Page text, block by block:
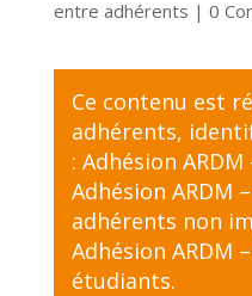
entre adhérents | 0
Ce contenu est
adhérents,
: Adhésion
Adhésion ARDM
adhérents non
Adhésion ARDM
étudiants.